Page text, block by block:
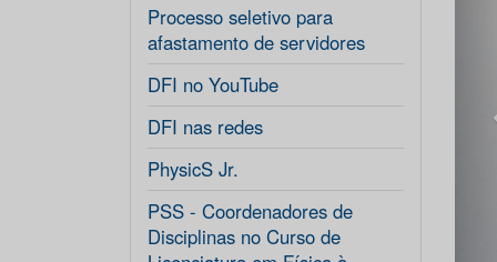
Processo seletivo para
afastamento de servidores
DFI no YouTube
DFI nas redes
PhysicS Jr.
PSS - Coordenadores de
Disciplinas no Curso de